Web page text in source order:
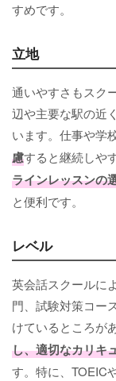
すめです。
立地
通いやすさもスク
辺や主要な駅の近
います。仕事や学
慮すると継続しや
ラインレッスンの
と便利です。
レベル
英会話スクールに
門、試験対策コー
けているところが
し、適切なカリキ
す。特に、TOEIC